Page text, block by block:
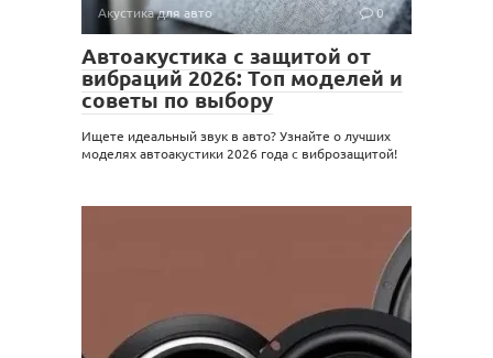
Акустика для авто 0
Автоакустика с защитой от
вибраций 2026: Топ моделей и
советы по выбору
Ищете идеальный звук в авто? Узнайте о лучших
моделях автоакустики 2026 года с виброзащитой!